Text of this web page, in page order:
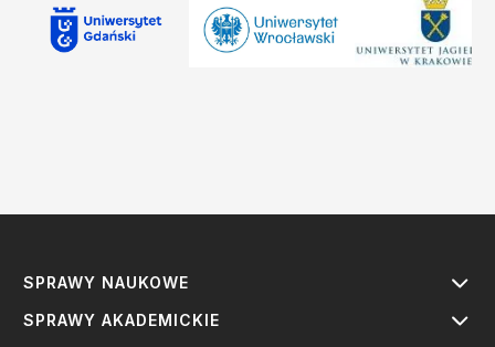
SPRAWY NAUKOWE
SPRAWY AKADEMICKIE